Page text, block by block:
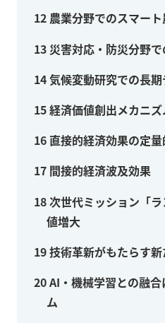
12 農業分野でのスマー
13 災害対応・防災分野
14気候変動研究での長
15経済価値創出メカニ
16 直接的経済効果の定
17 間接的経済波及効果
18次世代ミッション「
値増大
19技術革新がもたらす
20AI・機械学習との融
ム